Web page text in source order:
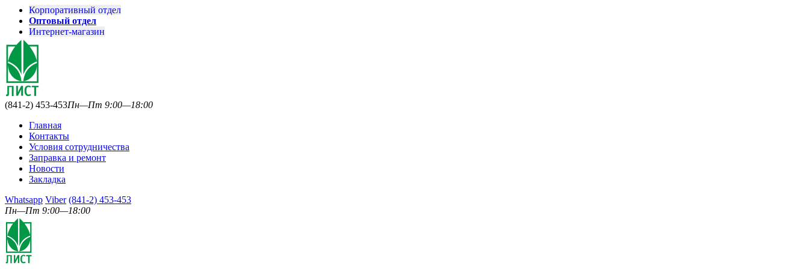
Корпоративный отдел
Оптовый отдел
Интернет-магазин
(841-2) 453-453Пн—Пт 9:00—18:00
Главная
Контакты
Условия сотрудничества
Заправка и ремонт
Новости
Закладка
Whatsapp Viber (841-2) 453-453
Пн—Пт 9:00—18:00